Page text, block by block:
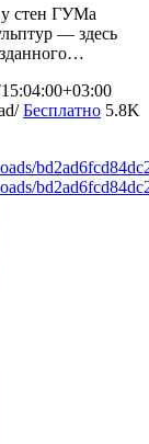
у стен ГУМа
— здесь
Бесплатно 5.8K